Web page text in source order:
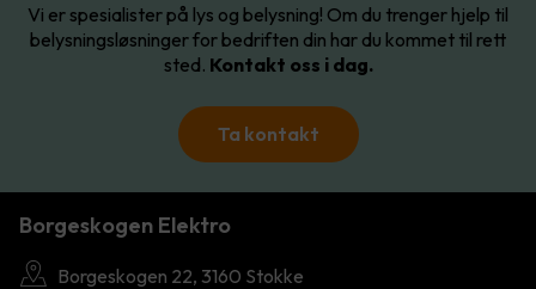
Vi er spesialister på lys og belysning! Om du trenger hjelp til
belysningsløsninger for bedriften din har du kommet til rett
sted. Kontakt oss i dag.
Ta kontakt
Borgeskogen Elektro
Borgeskogen 22, 3160 Stokke